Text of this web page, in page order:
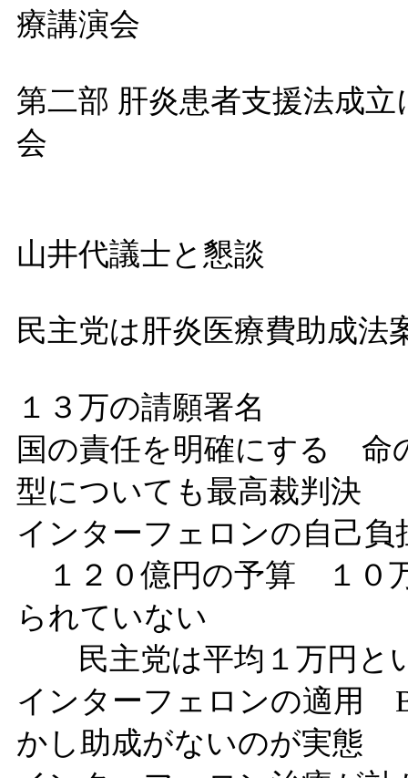
療講演会
第二部 肝炎患者支援法成
会
山井代議士と懇談
民主党は肝炎医療費助成法
１３万の請願署名
国の責任を明確にする
型についても最高裁判決
インターフェロンの自己負
１２０億円の予算 １０
られていない
民主党は平均１万円と
インターフェロンの適用
かし助成がないのが実態